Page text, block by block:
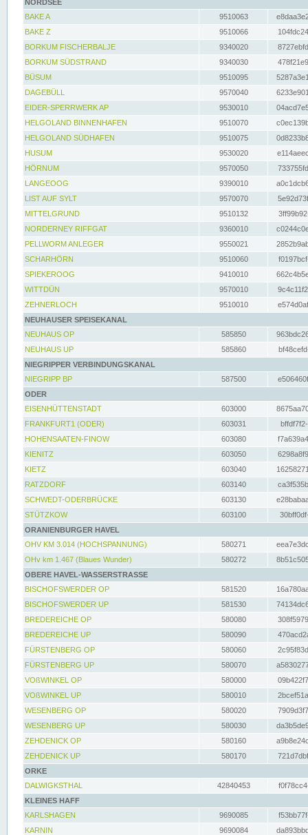
NORDSEE
BAKE A
9510063
BAKE Z
9510066
BORKUM FISCHERBALJE
9340020
BORKUM SÜDSTRAND
9340030
BÜSUM
9510095
DAGEBÜLL
9570040
EIDER-SPERRWERK AP
9530010
HELGOLAND BINNENHAFEN
9510070
HELGOLAND SÜDHAFEN
9510075
HUSUM
9530020
HÖRNUM
9570050
LANGEOOG
9390010
LIST AUF SYLT
9570070
MITTELGRUND
9510132
NORDERNEY RIFFGAT
9360010
PELLWORM ANLEGER
9550021
SCHARHÖRN
9510060
SPIEKEROOG
9410010
WITTDÜN
9570010
ZEHNERLOCH
9510010
NEUHAUSER SPEISEKANAL
NEUHAUS OP
585850
NEUHAUS UP
585860
NIEGRIPPER VERBINDUNGSKANAL
NIEGRIPP BP
587500
ODER
EISENHÜTTENSTADT
603000
FRANKFURT1 (ODER)
603031
HOHENSAATEN-FINOW
603080
KIENITZ
603050
KIETZ
603040
RATZDORF
603140
SCHWEDT-ODERBRÜCKE
603130
STÜTZKOW
603100
ORANIENBURGER HAVEL
OHV KM 3.014 (HOCHSPANNUNG)
580271
OHv km 1.467 (Blaues Wunder)
580272
OBERE HAVEL-WASSERSTRASSE
BISCHOFSWERDER OP
581520
BISCHOFSWERDER UP
581530
BREDEREICHE OP
580080
BREDEREICHE UP
580090
FÜRSTENBERG OP
580060
FÜRSTENBERG UP
580070
VOßWINKEL OP
580000
VOßWINKEL UP
580010
WESENBERG OP
580020
WESENBERG UP
580030
ZEHDENICK OP
580160
ZEHDENICK UP
580170
ORKE
DALWIGKSTHAL
42840453
KLEINES HAFF
KARLSHAGEN
9690085
KARNIN
9690084